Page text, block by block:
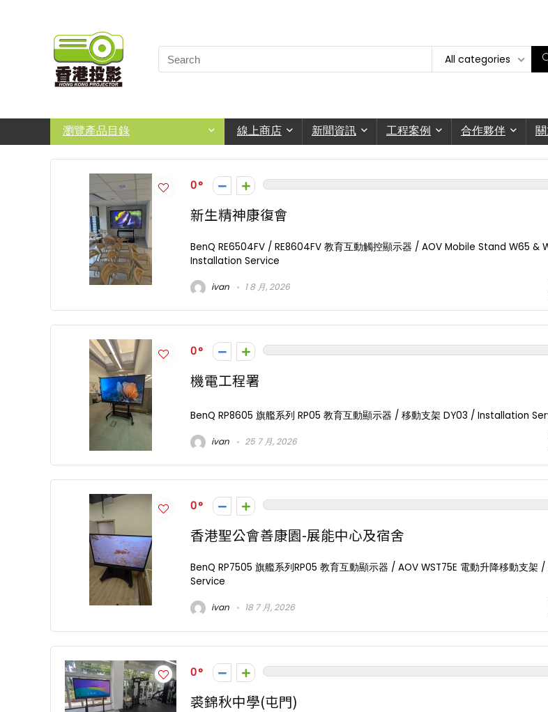
All categories
瀏覽產品目錄 線上商店 新聞資訊 工程案例 合作夥伴
0
新生精神康復會
BenQ RE6504FV / RE8604FV 教育互動觸控顯示器 / AOV Mobile Stand W65 &
Installation Service
ivan 1 8 月, 2026
0
機電工程署
BenQ RP8605 旗艦系列 RP05 教育互動顯示器 / 移動支架 DY03 / Installation
ivan 25 7 月, 2026
0
香港聖公會善康園-展能中心及宿舍
BenQ RP7505 旗艦系列RP05 教育互動顯示器 / AOV WST75E 電動升降移動支架
Service
ivan 18 7 月, 2026
0
裘錦秋中學(屯門)
- 6%
ViewSonic M1 Max 1080p 智慧型
LED 便攜式投影機 ⎜內建 Google TV
和原生 Netflix⎜內置電池
ViewSonic
明 4K 智慧雷